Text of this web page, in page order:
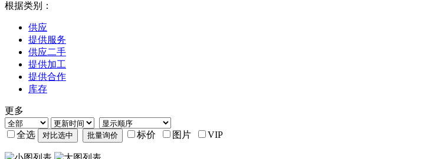
根据类别：
供应
提供服务
供应二手
提供加工
提供合作
库存
更多
全选 标价 图片 VIP